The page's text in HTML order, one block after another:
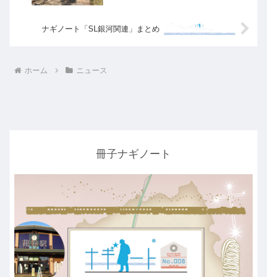
ナギノート「SL銀河関連」まとめ
ホーム ニュース
冊子ナギノート